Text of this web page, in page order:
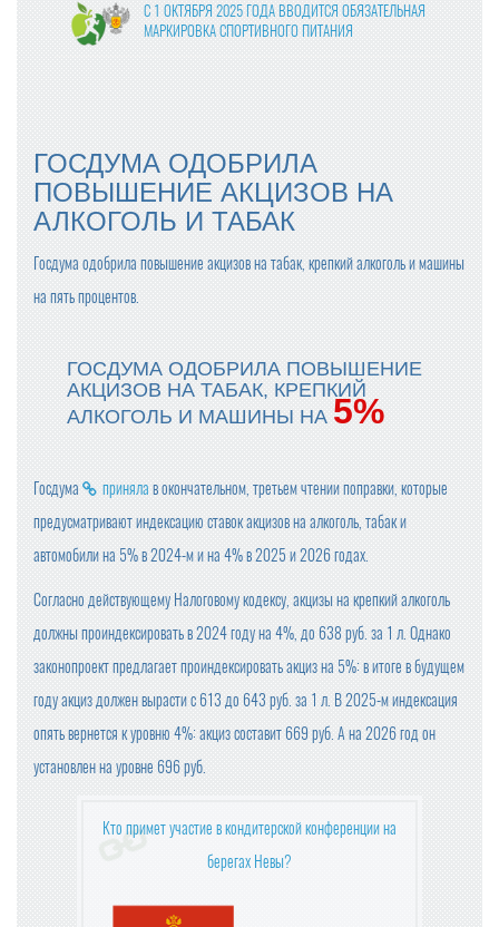
С 1 ОКТЯБРЯ 2025 ГОДА ВВОДИТСЯ ОБЯЗАТЕЛЬНАЯ
МАРКИРОВКА СПОРТИВНОГО ПИТАНИЯ
МОЛОКО В КАЖДОМ ВОСЬМОМ ЧЕКЕ: «ПЯТЁРОЧКА»
ОТМЕЧАЕТ РОСТ ПРОДАЖ МОЛОЧНОЙ ПРОДУКЦИИ
ПРОДАЖИ ГОТОВОЙ ЕДЫ В КРУПНЫХ СЕТЯХ ВЫРОСЛ
С ПРАЗДНИКОМ ВЕСНЫ, ДОРОГИЕ ЖЕНЩИНЫ!
ПРОДАЖИ ШОКОЛАДА В РОССИИ СНИЗИЛИСЬ
ФАС НЕ НАШЛА ПРИЗНАКОВ ЦЕНОВОГО СГОВОРА У П
РОИЗВОДИТЕЛЕЙ СЛИВОЧНОГО МАСЛА
ПОЗДРАВЛЯЕМ С НАСТУПАЮЩИМ 2025 НОВЫМ ГОД
С 1 ЯНВАРЯ СУЩЕСТВЕННО ПОДОРОЖАЕТ АЛКОГОЛЬ
ГОДОВАЯ ИНФЛЯЦИЯ В НОЯБРЕ УСКОРИЛАСЬ
ГРЕЧКА, ЧАЙ И САХАР ПОДЕШЕВЕЛИ В НОЯБРЕ
ИДЕЯ ПРЕДЕЛЬНЫХ ЦЕН НА ПРОДУКТЫ НЕ ОДОБРЕН
ГОСДУМА ОДОБРИЛА
ПОВЫШЕНИЕ АКЦИЗОВ НА
АЛКОГОЛЬ И ТАБАК
Госдума одобрила повышение акцизов на табак, крепкий алкоголь и машины
на пять процентов.
ГОСДУМА ОДОБРИЛА ПОВЫШЕНИЕ
АКЦИЗОВ НА ТАБАК, КРЕПКИЙ
АЛКОГОЛЬ И МАШИНЫ НА 5%
Госдума приняла в окончательном, третьем чтении поправки, которые
предусматривают индексацию ставок акцизов на алкоголь, табак и
автомобили на 5% в 2024-м и на 4% в 2025 и 2026 годах.
Согласно действующему Налоговому кодексу, акцизы на крепкий алкоголь
должны проиндексировать в 2024 году на 4%, до 638 руб. за 1 л. Однако
законопроект предлагает проиндексировать акциз на 5%: в итоге в будущем
году акциз должен вырасти с 613 до 643 руб. за 1 л. В 2025-м индексация
опять вернется к уровню 4%: акциз составит 669 руб. А на 2026 год он
установлен на уровне 696 руб.
Кто примет участие в кондитерской конференции на
берегах Невы?